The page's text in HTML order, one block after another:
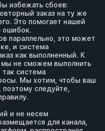
избежать сбоев:
заказ на ту же
Это помогает нашей
ошибок.
параллельно, это может
и система
как выполненный. К
не сможем выполнить
так система
Мы хотим, чтобы ваш
следуйте,
и не несем
для канала,